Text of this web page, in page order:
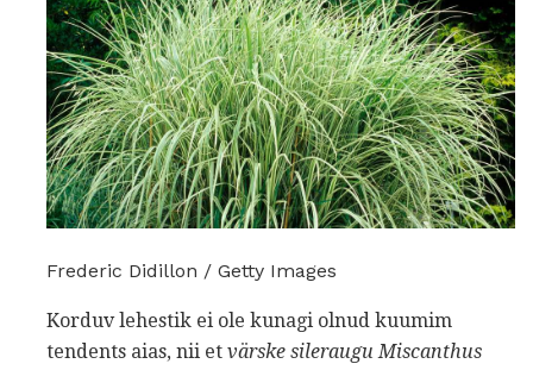
Frederic Didillon / Getty Images
Korduv lehestik ei ole kunagi olnud kuumim
tendents aias, nii et värske sileraugu Miscanthus